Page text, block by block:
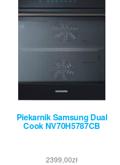
Piekarnik Samsung Dual
Cook NV70H5787CB
2399,00zł